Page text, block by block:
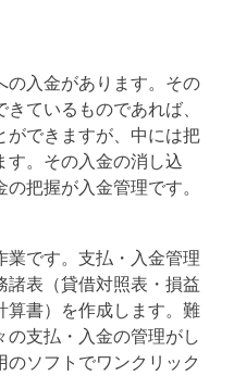
の入金があります。その
ているものであれば、
ができますが、中には把
す。その入金の消し込
把握が入金管理です。
業です。支払・入金管理
諸表（貸借対照表・損益
算書）を作成します。難
の支払・入金の管理がし
のソフトでワンクリック